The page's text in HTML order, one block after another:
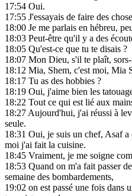
17:54 Oui.
17:55 J'essayais de faire des
18:00 Je me parlais en hébreu,
18:03 Peut-être qu'il y a des
18:05 Qu'est-ce que tu te disais ?
18:07 Mon Dieu, s'il te plaît,
18:12 Mia, Shem, c'est moi, Mia
18:17 Tu as des hobbies ?
18:19 Oui, j'aime bien les
18:22 Tout ce qui est lié aux
18:27Aujourd'hui, j'ai réussi à
seule.
18:31 Oui, je suis un chef, Asaf
moi j'ai fait la cuisine.
18:45 Vraiment, je me soigne
18:53 Quand on m'a fait passer
semaine des bombardements,
19:02 on est passé une fois dans